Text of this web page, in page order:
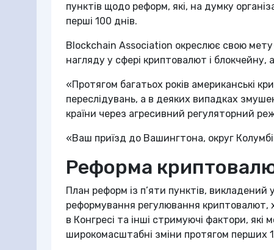
пунктів щодо реформ, які, на думку
перші 100 днів.
Blockchain Association окреслює свою мету
нагляду у сфері криптовалют і блокчейну,
«Протягом багатьох років американські
переслідувань, а в деяких випадках
країни через агресивний регуляторний
«Ваш приїзд до Вашингтона, округ
Реформа
План реформ із п’яти пунктів,
реформування регулювання криптовалют,
в Конгресі та інші стримуючі фактори,
широкомасштабні зміни протягом перших